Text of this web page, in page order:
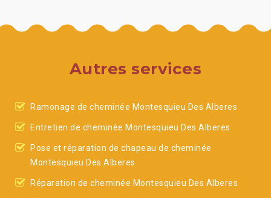
Autres services
Ramonage de cheminée Montesquieu Des Alberes
Entretien de cheminée Montesquieu Des Alberes
Pose et réparation de chapeau de cheminée
Montesquieu Des Alberes
Réparation de cheminée Montesquieu Des Alberes